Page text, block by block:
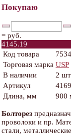
Покупаю
= руб.
4145.19
Код товара
7534
Торговая марка USP
В наличии
2
Артикул
Длина, мм
900
Болторез
проволоки и пр.
стали,